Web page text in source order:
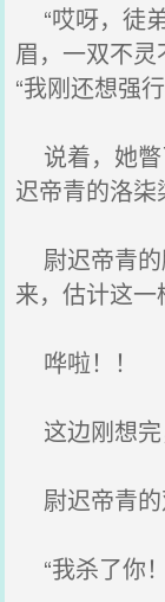
“哎呀，徒
眉，一双不灵
“我刚还想强
说着，她瞥
迟帝青的洛柒
尉迟帝青的
来，估计这
哗啦！！
这边刚想完
尉迟帝青的
“我杀了你